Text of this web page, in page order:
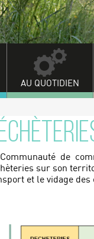
AU QUOTIDIEN
de
sur son
et le vidage des